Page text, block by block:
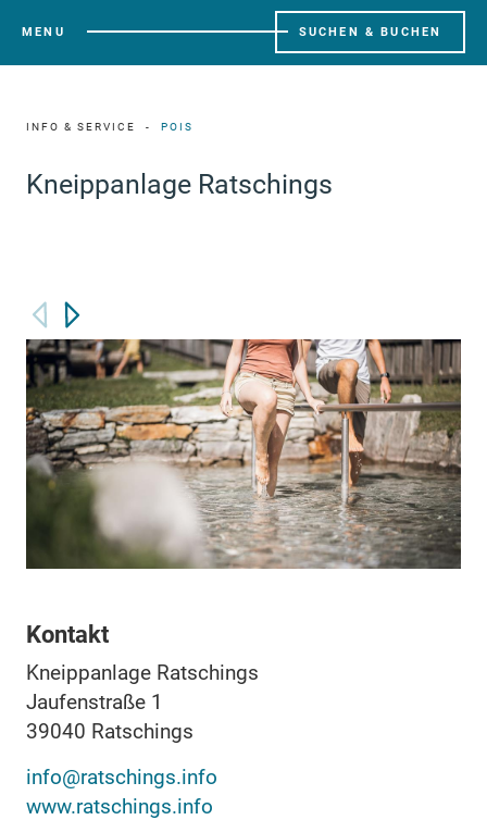
MENU SUCHEN & BUCHEN
INFO & SERVICE POIS
Kneippanlage Ratschings
Kontakt
Kneippanlage Ratschings
Jaufenstraße 1
39040 Ratschings
info@ratschings.info
www.ratschings.info